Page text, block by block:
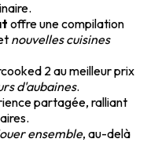
offre une compilation
nouvelles cuisines
2 au meilleur prix
d'aubaines.
partagée, ralliant
ensemble, au-delà